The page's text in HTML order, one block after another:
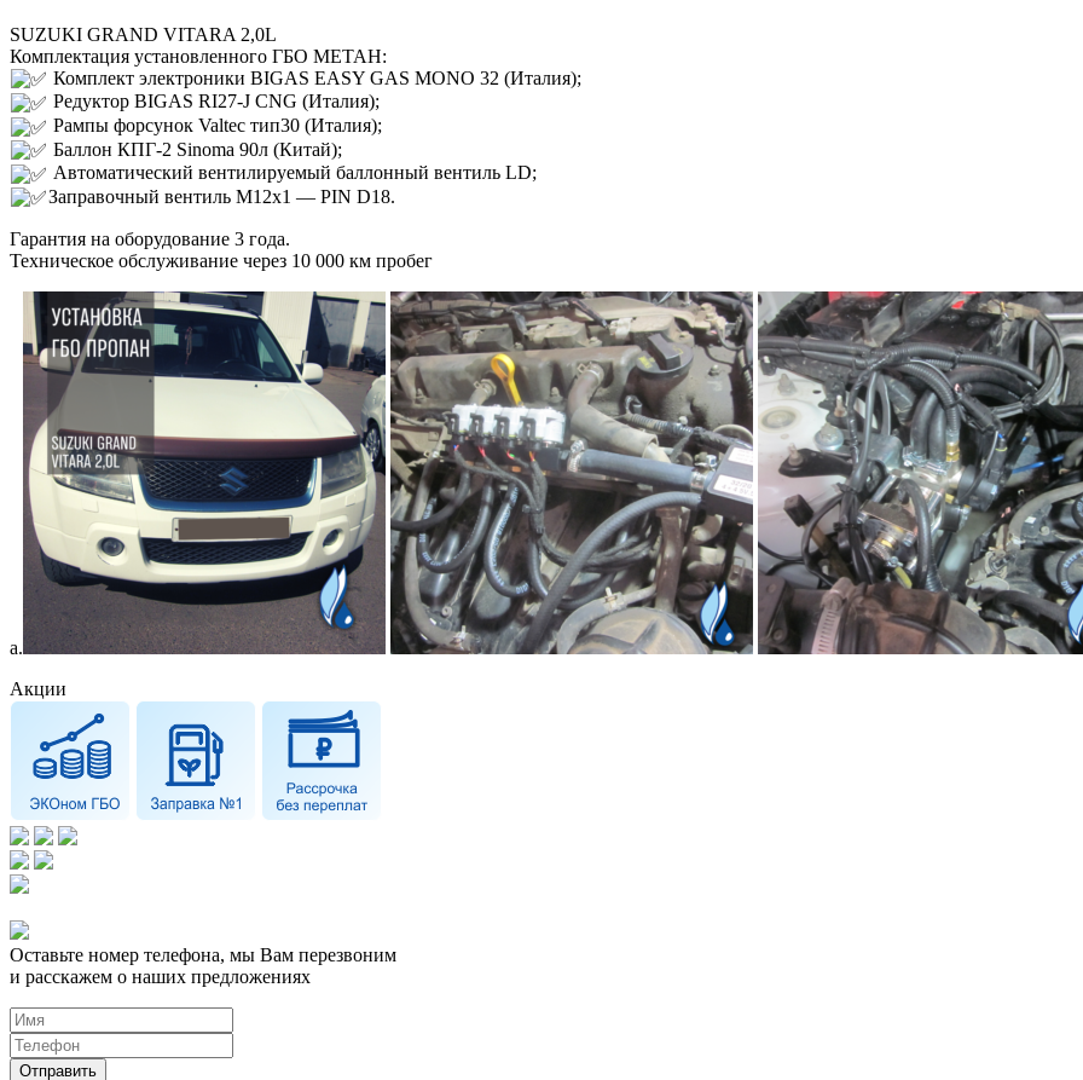
SUZUKI GRAND VITARA 2,0L
Комплектация установленного ГБО МЕТАН:
Комплект электроники BIGAS ЕASY GAS MONO 32 (Италия);
Редуктор BIGAS RI27-J CNG (Италия);
Рампы форсунок Valtec тип30 (Италия);
Баллон КПГ-2 Sinoma 90л (Китай);
Автоматический вентилируемый баллонный вентиль LD;
Заправочный вентиль M12x1 — PIN D18.
Гарантия на оборудование 3 года.
Техническое обслуживание через 10 000 км пробег
а.
Акции
Оставьте номер телефона, мы Вам перезвоним
и расскажем о наших предложениях